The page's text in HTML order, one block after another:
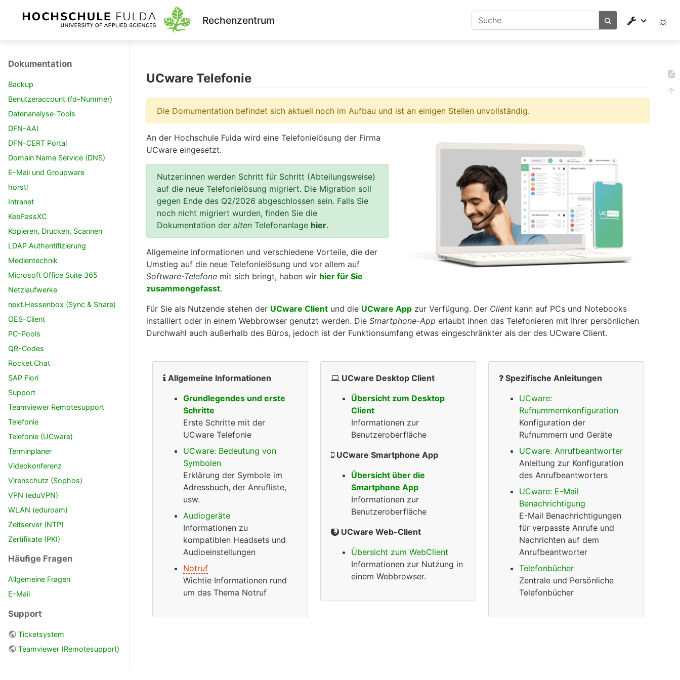
Rechenzentrum
Dokumentation
Backup
Benutzeraccount (fd-Nummer)
Datenanalyse-Tools
DFN-AAI
DFN-CERT Portal
Domain Name Service (DNS)
E-Mail und Groupware
horstl
Intranet
KeePassXC
Kopieren, Drucken, Scannen
LDAP Authentifizierung
Medientechnik
Microsoft Office Suite 365
Netzlaufwerke
next.Hessenbox (Sync & Share)
OES-Client
PC-Pools
QR-Codes
Rocket.Chat
SAP Fiori
Support
Teamviewer Remotesupport
Telefonie
Telefonie (UCware)
Terminplaner
Videokonferenz
Virenschutz (Sophos)
VPN (eduVPN)
WLAN (eduroam)
Zeitserver (NTP)
Zertifikate (PKI)
Häufige Fragen
Allgemeine Fragen
E-Mail
Support
Ticketsystem
Teamviewer (Remotesupport)
UCware Telefonie
Die Domumentation befindet sich aktuell noch im Aufbau und ist an einigen Stellen unvollständig.
An der Hochschule Fulda wird eine Telefonielösung der Firma
UCware eingesetzt.
Nutzer:innen werden Schritt für Schritt (Abteilungsweise)
auf die neue Telefonielösung migriert. Die Migration soll
gegen Ende des Q2/2026 abgeschlossen sein. Falls Sie
noch nicht migriert wurden, finden Sie die
Dokumentation der alten Telefonanlage hier.
Allgemeine Informationen und verschiedene Vorteile, die der
Umstieg auf die neue Telefonielösung und vor allem auf
Software-Telefone mit sich bringt, haben wir hier für Sie
zusammengefasst.
Für Sie als Nutzende stehen der UCware Client und die UCware App zur Verfügung. Der Client kann auf PCs und Notebooks
installiert oder in einem Webbrowser genutzt werden. Die Smartphone-App erlaubt ihnen das Telefonieren mit Ihrer persönlichen
Durchwahl auch außerhalb des Büros, jedoch ist der Funktionsumfang etwas eingeschränkter als der des UCware Client.
Allgemeine Informationen
Grundlegendes und erste
Schritte
Erste Schritte mit der
UCware Telefonie
UCware: Bedeutung von
Symbolen
Erklärung der Symbole im
Adressbuch, der Anrufliste,
usw.
Audiogeräte
Informationen zu
kompatiblen Headsets und
Audioeinstellungen
Notruf
Wichtie Informationen rund
um das Thema Notruf
UCware Desktop Client
Übersicht zum Desktop
Client
Informationen zur
Benutzeroberfläche
UCware Smartphone App
Übersicht über die
Smartphone App
Informationen zur
Benutzeroberfläche
UCware Web-Client
Übersicht zum WebClient
Informationen zur Nutzung in
einem Webbrowser.
Spezifische Anleitungen
UCware:
Rufnummernkonfiguration
Konfiguration der
Rufnummern und Geräte
UCware: Anrufbeantworter
Anleitung zur Konfiguration
des Anrufbeantworters
UCware: E-Mail
Benachrichtigung
E-Mail Benachrichtigungen
für verpasste Anrufe und
Nachrichten auf dem
Anrufbeantworter
Telefonbücher
Zentrale und Persönliche
Telefonbücher